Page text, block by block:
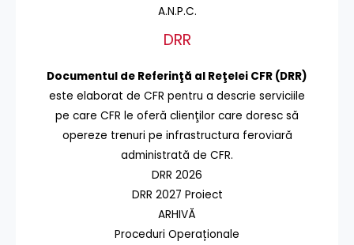
A.N.P.C.
DRR
Documentul de Referinţă al Reţelei CFR (DRR)
este elaborat de CFR pentru a descrie serviciile
pe care CFR le oferă clienţilor care doresc să
opereze trenuri pe infrastructura feroviară
administrată de CFR.
DRR 2026
DRR 2027 Proiect
ARHIVĂ
Proceduri Operaționale